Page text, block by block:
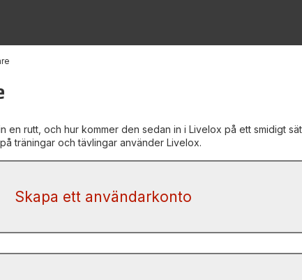
en rutt, och hur kommer den sedan in i Livelox på ett smidigt
träningar och tävlingar använder Livelox.
Skapa ett användarkonto